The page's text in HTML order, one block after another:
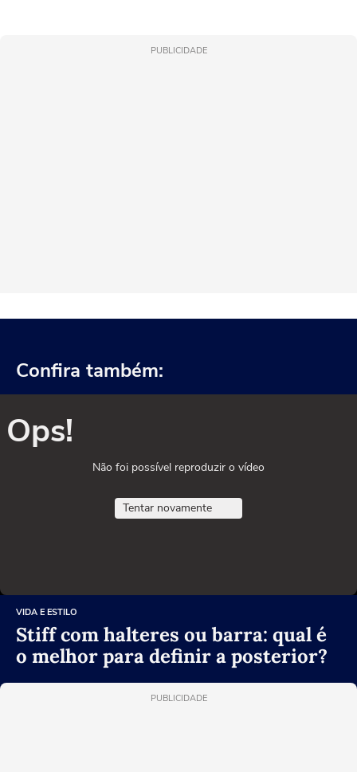
PUBLICIDADE
Confira também:
Ops!
Não foi possível reproduzir o vídeo
Tentar novamente
VIDA E ESTILO
Stiff com halteres ou barra: qual é
o melhor para definir a posterior?
PUBLICIDADE